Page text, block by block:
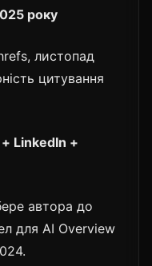
року
листопад
цитування
LinkedIn +
автора до
для AI Overview